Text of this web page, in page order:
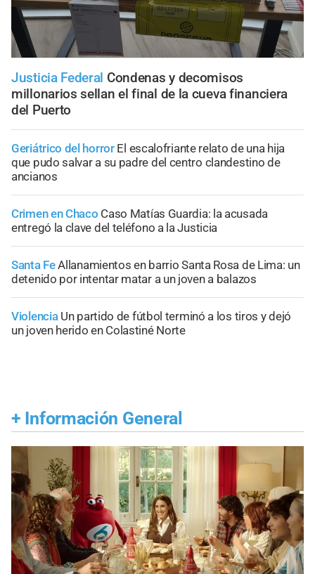
Justicia Federal Condenas y decomisos
millonarios sellan el final de la cueva financiera
del Puerto
Geriátrico del horror El escalofriante relato de una hija
que pudo salvar a su padre del centro clandestino de
ancianos
Crimen en Chaco Caso Matías Guardia: la acusada
entregó la clave del teléfono a la Justicia
Santa FeAllanamientos en barrio Santa Rosa de Lima: un
detenido por intentar matar a un joven a balazos
Violencia Un partido de fútbol terminó a los tiros y dejó
un joven herido en Colastiné Norte
+ Información General